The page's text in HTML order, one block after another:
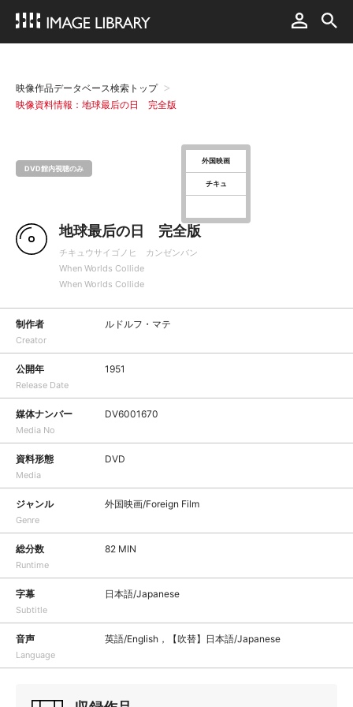
映像作品データベース検索トップ
映像資料情報：地球最后の日 完全版
DVD館内視聴のみ
外国映画
チキュ
地球最后の日 完全版
チキュウサイゴノヒ カンゼンバン
When Worlds Collide
When Worlds Collide
制作者
Creator
ルドルフ・マテ
公開年
Release Date
1951
媒体ナンバー
Media No
DV6001670
資料形態
Media
DVD
ジャンル
Genre
外国映画/Foreign Film
総分数
Runtime
82 MIN
字幕
Subtitle
日本語/Japanese
音声
Language
英語/English，【吹替】日本語/Japanese